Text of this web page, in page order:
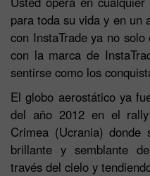
para toda su vida y en un
con InstaTrade ya no
con la marca de
sentirse como los
El globo aerostático ya
del año 2012 en el
Crimea (Ucrania)
brillante y semblante
través del cielo y